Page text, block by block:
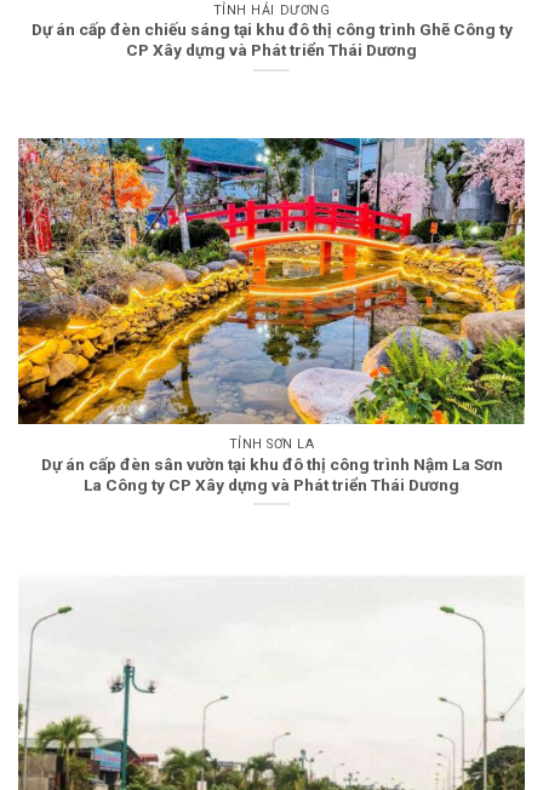
TỈNH HẢI DƯƠNG
Dự án cấp đèn chiếu sáng tại khu đô thị công trình Ghẽ Công ty
CP Xây dựng và Phát triển Thái Dương
TỈNH SƠN LA
Dự án cấp đèn sân vườn tại khu đô thị công trình Nậm La Sơn
La Công ty CP Xây dựng và Phát triển Thái Dương